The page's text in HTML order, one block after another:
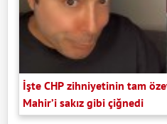
İşte CHP zihniyetinin tam
Mahir’i sakız gibi çiğnedi